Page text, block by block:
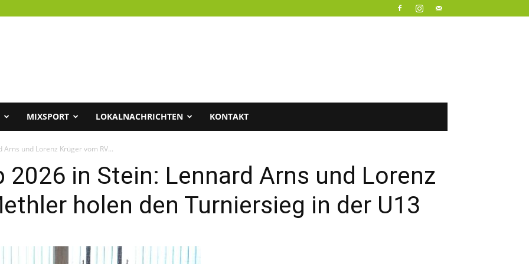
MIXSPORT LOKALNACHRICHTEN KONTAKT
und Lorenz Krüger vom RV...
2026 in Stein: Lennard Arns und Lorenz
holen den Turniersieg in der U13